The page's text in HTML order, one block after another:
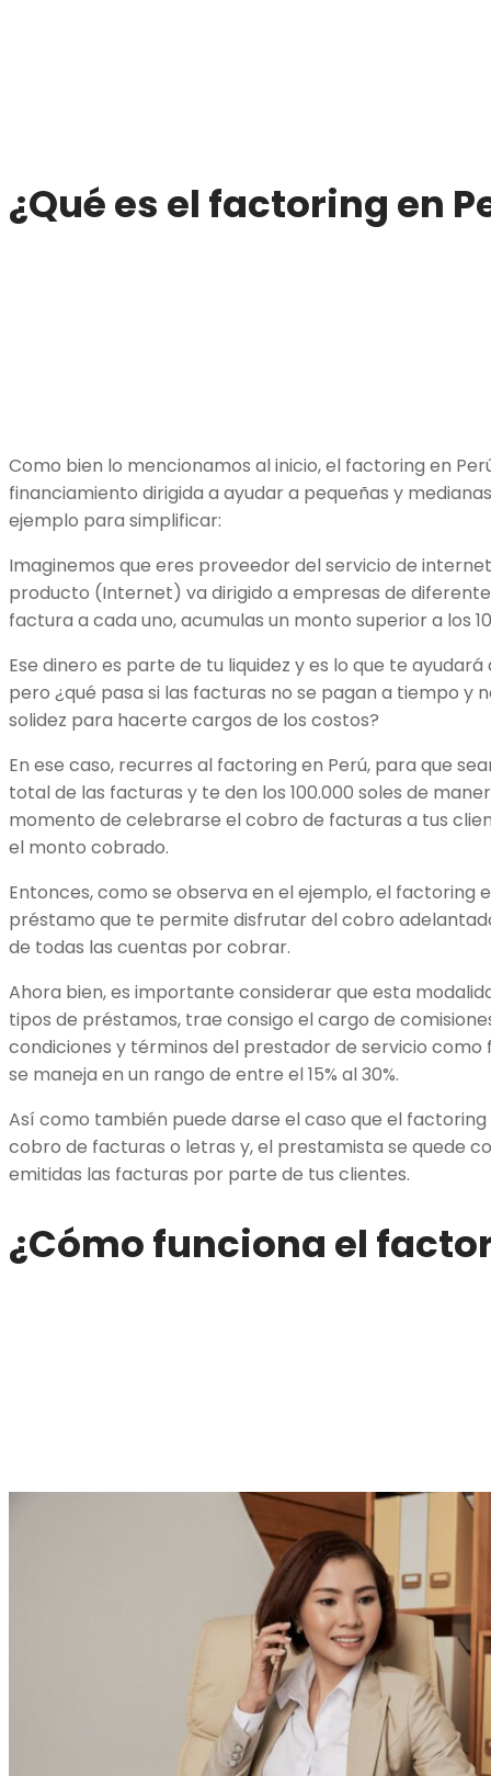
¿Qué es el factoring en
Como bien lo mencionamos al inicio, el factoring en
financiamiento dirigida a ayudar a pequeñas y
ejemplo para simplificar:
Imaginemos que eres proveedor del servicio de
producto (Internet) va dirigido a empresas de
factura a cada uno, acumulas un monto superior a los
Ese dinero es parte de tu liquidez y es lo que te
pero ¿qué pasa si las facturas no se pagan a tiempo y
solidez para hacerte cargos de los costos?
En ese caso, recurres al factoring en Perú, para que
total de las facturas y te den los 100.000 soles de
momento de celebrarse el cobro de facturas a tus
el monto cobrado.
Entonces, como se observa en el ejemplo, el factoring
préstamo que te permite disfrutar del cobro
de todas las cuentas por cobrar.
Ahora bien, es importante considerar que esta
tipos de préstamos, trae consigo el cargo de
condiciones y términos del prestador de servicio
se maneja en un rango de entre el 15% al 30%.
Así como también puede darse el caso que el factoring
cobro de facturas o letras y, el prestamista se quede
emitidas las facturas por parte de tus clientes.
¿Cómo funciona el